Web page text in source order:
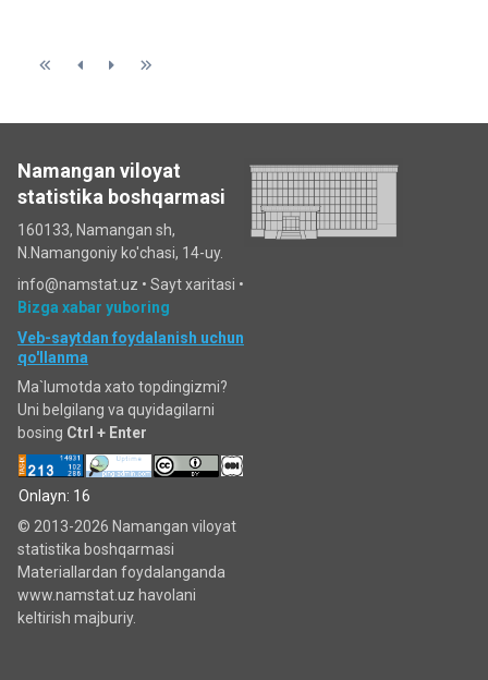
Namangan viloyat
statistika boshqarmasi
160133, Namangan sh,
N.Namangoniy ko'chasi, 14-uy.
info@namstat.uz • Sayt xaritasi •
Bizga xabar yuboring
Veb-saytdan foydalanish uchun
qo'llanma
Ma`lumotda xato topdingizmi?
Uni belgilang va quyidagilarni
bosing Ctrl + Enter
Onlayn: 16
© 2013-2026 Namangan viloyat
statistika boshqarmasi
Materiallardan foydalanganda
www.namstat.uz havolani
keltirish majburiy.